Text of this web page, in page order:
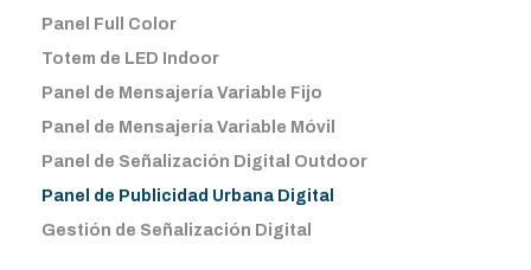
Panel Full Color
Totem de LED Indoor
Panel de Mensajería Variable Fijo
Panel de Mensajería Variable Móvil
Panel de Señalización Digital Outdoor
Panel de Publicidad Urbana Digital
Gestión de Señalización Digital